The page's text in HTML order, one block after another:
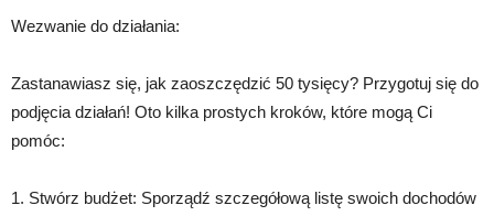
Wezwanie do działania:
Zastanawiasz się, jak zaoszczędzić 50 tysięcy? Przygotuj się do
podjęcia działań! Oto kilka prostych kroków, które mogą Ci
pomóc:
1. Stwórz budżet: Sporządź szczegółową listę swoich dochodów